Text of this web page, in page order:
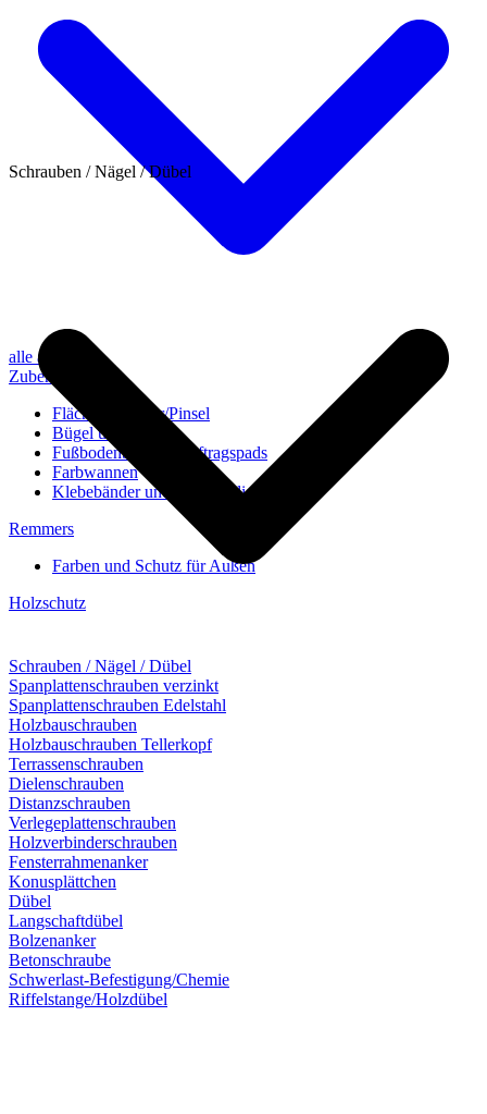
alle anzeigen
Zubehör
Flächenstreicher/Pinsel
Bügel und Rollen
Fußbodenbürsten/Auftragspads
Farbwannen
Klebebänder und Abdeckvlies
Remmers
Farben und Schutz für Außen
Holzschutz
Schrauben / Nägel / Dübel
Schrauben / Nägel / Dübel
Spanplattenschrauben verzinkt
Spanplattenschrauben Edelstahl
Holzbauschrauben
Holzbauschrauben Tellerkopf
Terrassenschrauben
Dielenschrauben
Distanzschrauben
Verlegeplattenschrauben
Holzverbinderschrauben
Fensterrahmenanker
Konusplättchen
Dübel
Langschaftdübel
Bolzenanker
Betonschraube
Schwerlast-Befestigung/Chemie
Riffelstange/Holzdübel